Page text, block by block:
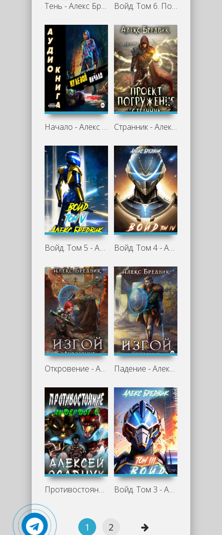
Тень - Алекс Бредвик Войд. Том 6. Последние Шаги - Алекс Бредвик
Начало - Алекс Бредвик Странник - Алекс Бредвик
Войд. Том 5 - Алекс Бредвик Войд. Том 4 - Алекс Бредвик
Откровение - Алекс Бредвик Падение - Алекс Бредвик
Противостояние - Алекс Бредвик Войд. Том 3 - Алекс Бредвик »
1 2